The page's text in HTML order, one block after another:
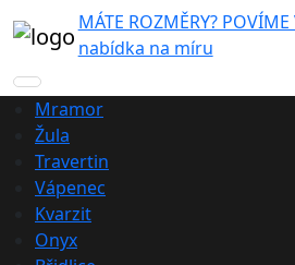
MÁTE ROZMĚRY?
nabídka na míru
Mramor
Žula
Travertin
Vápenec
Kvarzit
Onyx